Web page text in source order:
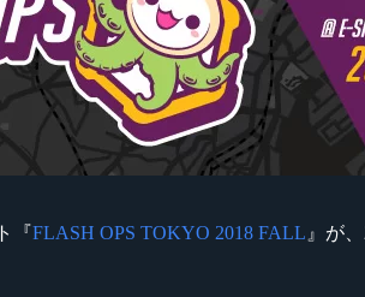
『FLASH OPS TOKYO 2018 FALL 』が